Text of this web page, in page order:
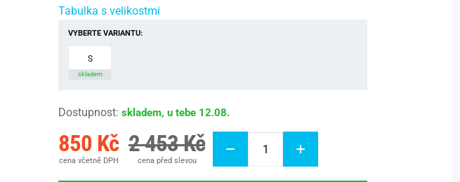
Tabulka s velikostmi
VYBERTE VARIANTU:
S
skladem
Dostupnost: skladem, u tebe 12.08.
850 Kč
cena včetně DPH
2 453 Kč
cena před slevou